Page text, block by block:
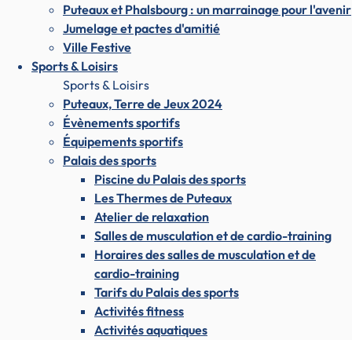
Puteaux et Phalsbourg : un marrainage pour l'avenir
Jumelage et pactes d'amitié
Ville Festive
Sports & Loisirs
Sports & Loisirs
Puteaux, Terre de Jeux 2024
Évènements sportifs
Équipements sportifs
Palais des sports
Piscine du Palais des sports
Les Thermes de Puteaux
Atelier de relaxation
Salles de musculation et de cardio-training
Horaires des salles de musculation et de
cardio-training
Tarifs du Palais des sports
Activités fitness
Activités aquatiques